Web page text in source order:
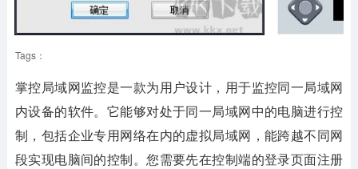
Tags：
掌控局域网监控是一款为用户设计，用于监控同一局域网
内设备的软件。它能够对处于同一局域网中的电脑进行控
制，包括企业专用网络在内的虚拟局域网，能跨越不同网
段实现电脑间的控制。您需要先在控制端的登录页面注册